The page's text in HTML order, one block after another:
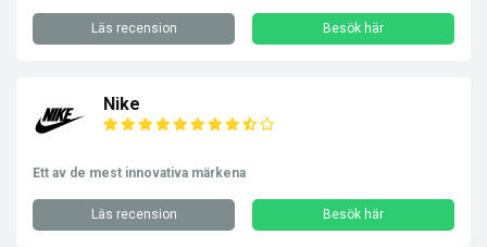
Läs recension Besök här
Nike
Ett av de mest innovativa märkena
Läs recension Besök här